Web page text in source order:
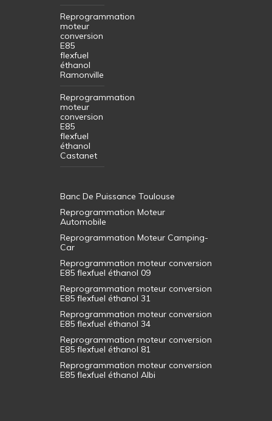
Reprogrammation
moteur
conversion
E85
flexfuel
éthanol
Ramonville
Reprogrammation
moteur
conversion
E85
flexfuel
éthanol
Castanet
Banc De Puissance Toulouse
Reprogrammation Moteur
Automobile
Reprogrammation Moteur Camping-
Car
Reprogrammation moteur conversion
E85 flexfuel éthanol 09
Reprogrammation moteur conversion
E85 flexfuel éthanol 31
Reprogrammation moteur conversion
E85 flexfuel éthanol 34
Reprogrammation moteur conversion
E85 flexfuel éthanol 81
Reprogrammation moteur conversion
E85 flexfuel éthanol Albi